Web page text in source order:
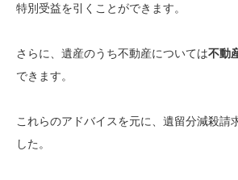
特別受益を引くことができます。
さらに、遺産のうち不動産については不動
できます。
これらのアドバイスを元に、遺留分減殺請
した。